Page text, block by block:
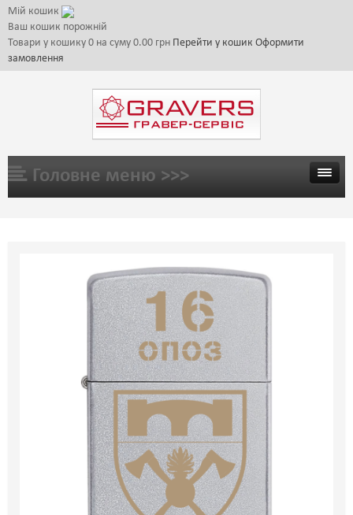
Мій кошик
Ваш кошик порожній
Товари у кошику 0 на суму 0.00 грн Перейти у кошик Оформити
замовлення
Головне меню >>>